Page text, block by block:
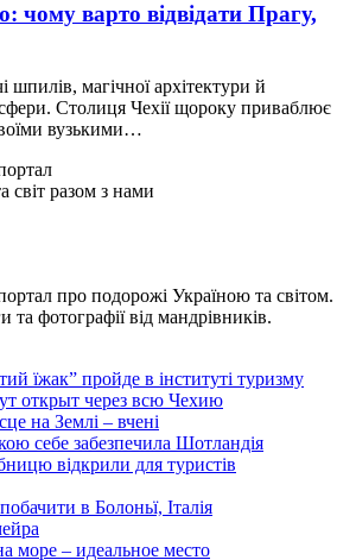
чому варто відвідати Прагу,
шпилів, магічної архітектури й
Столиця Чехії щороку приваблює
вузькими…
світ разом з нами
про подорожі Україною та світом.
та фотографії від мандрівників.
їжак” пройде в інституті туризму
открыт через всю Чехию
на Землі – вчені
себе забезпечила Шотландія
відкрили для туристів
в Болоньї, Італія
море – идеальное место